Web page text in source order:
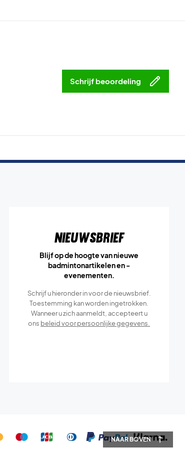
NAAR BOVEN
Schrijf beoordeling
Nieuwsbrief
Blijf op de hoogte van nieuwe
badmintonartikelen en -
evenementen.
Schrijf u hieronder in voor de nieuwsbrief.
Toestemming kan worden ingetrokken.
Wanneer u zich aanmeldt, accepteert u
ons beleid voor persoonlijke gegevens.